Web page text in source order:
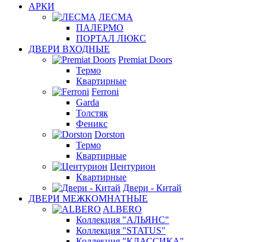
АРКИ
ЛЕСМА
ПАЛЕРМО
ПОРТАЛ ЛЮКС
ДВЕРИ ВХОДНЫЕ
Premiat Doors
Термо
Квартирные
Ferroni
Garda
Толстяк
Феникс
Dorston
Термо
Квартирные
Центурион
Квартирные
Двери - Китай
ДВЕРИ МЕЖКОМНАТНЫЕ
ALBERO
Коллекция "АЛЬЯНС"
Коллекция "STATUS"